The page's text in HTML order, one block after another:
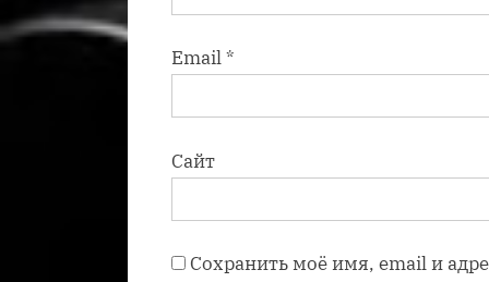
Email*
Сайт
Сохранить моё имя, email и